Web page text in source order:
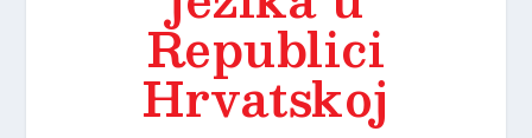
Republici
Hrvatskoj